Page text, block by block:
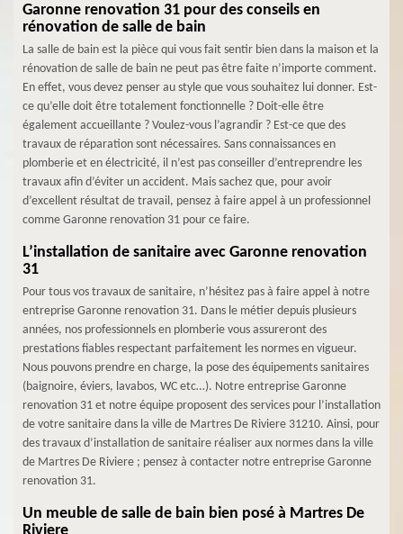
Garonne renovation 31 pour des conseils en
rénovation de salle de bain
La salle de bain est la pièce qui vous fait sentir bien dans la maison et la
rénovation de salle de bain ne peut pas être faite n’importe comment.
En effet, vous devez penser au style que vous souhaitez lui donner. Est-
ce qu’elle doit être totalement fonctionnelle ? Doit-elle être
également accueillante ? Voulez-vous l’agrandir ? Est-ce que des
travaux de réparation sont nécessaires. Sans connaissances en
plomberie et en électricité, il n’est pas conseiller d’entreprendre les
travaux afin d’éviter un accident. Mais sachez que, pour avoir
d’excellent résultat de travail, pensez à faire appel à un professionnel
comme Garonne renovation 31 pour ce faire.
L’installation de sanitaire avec Garonne renovation
31
Pour tous vos travaux de sanitaire, n’hésitez pas à faire appel à notre
entreprise Garonne renovation 31. Dans le métier depuis plusieurs
années, nos professionnels en plomberie vous assureront des
prestations fiables respectant parfaitement les normes en vigueur.
Nous pouvons prendre en charge, la pose des équipements sanitaires
(baignoire, éviers, lavabos, WC etc…). Notre entreprise Garonne
renovation 31 et notre équipe proposent des services pour l’installation
de votre sanitaire dans la ville de Martres De Riviere 31210. Ainsi, pour
des travaux d’installation de sanitaire réaliser aux normes dans la ville
de Martres De Riviere ; pensez à contacter notre entreprise Garonne
renovation 31.
Un meuble de salle de bain bien posé à Martres De
Riviere